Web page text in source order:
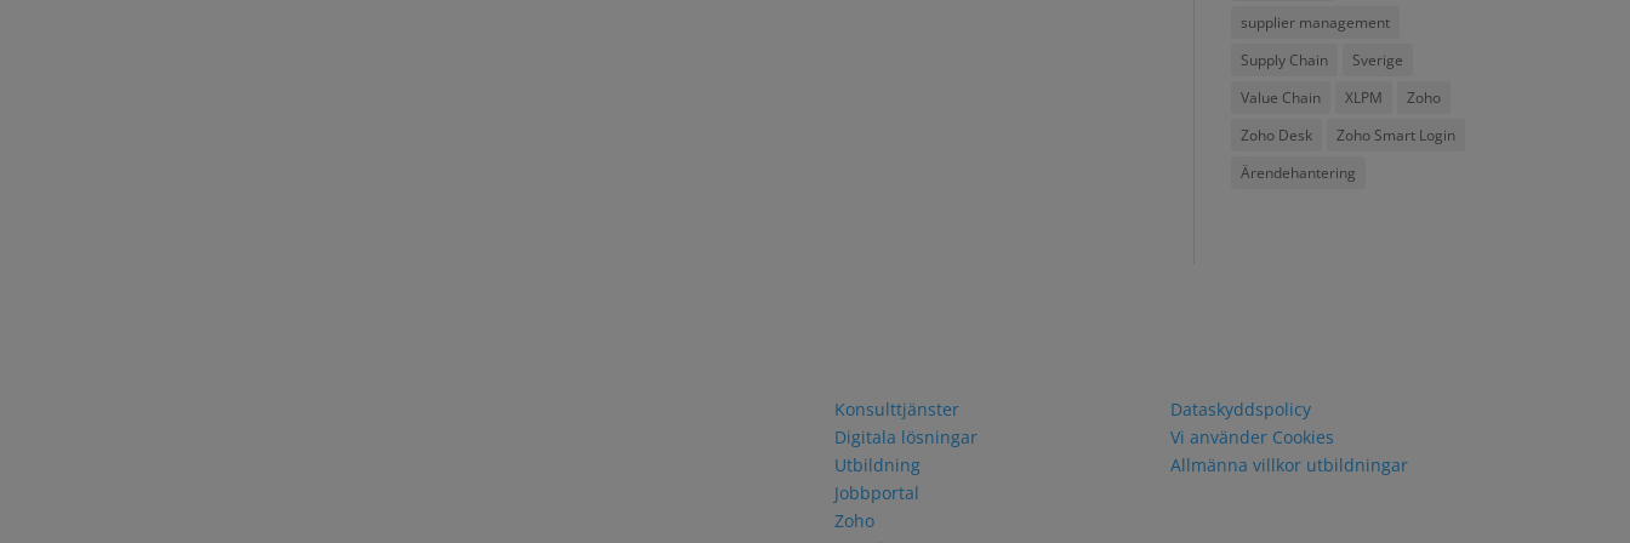
supplier management
Supply Chain
Sverige
Value Chain
XLPM
Zoho
Zoho Desk
Zoho Smart Login
Ärendehantering
Konsulttjänster
Digitala lösningar
Utbildning
Jobbportal
Zoho
Dataskyddspolicy
Vi använder Cookies
Allmänna villkor utbildningar